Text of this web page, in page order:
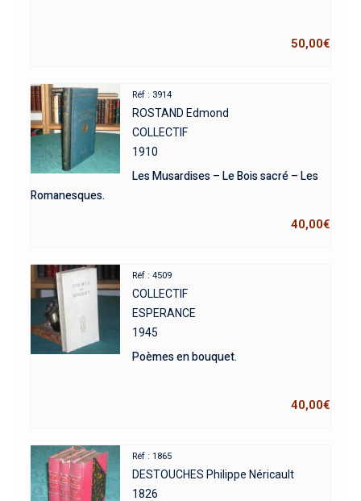
50,00€
Réf : 3914
ROSTAND Edmond
COLLECTIF
1910
Les Musardises – Le Bois sacré – Les
Romanesques.
40,00€
Réf : 4509
COLLECTIF
ESPERANCE
1945
Poèmes en bouquet.
40,00€
Réf : 1865
DESTOUCHES Philippe Néricault
1826